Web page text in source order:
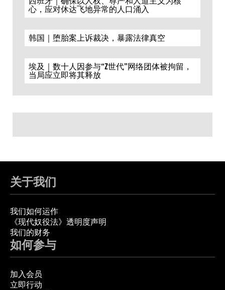
心，应对休达飞地异常的人口涌入
韩国｜堕胎案上诉裁决，暴露法律真空
埃及｜数十人因参与“Z世代”网络团体被拘留，
当局应立即将其释放
关于我们
我们如何运作
《现代奴役法》透明度声明
我们的财务
如何参与
加入会员
立即行动